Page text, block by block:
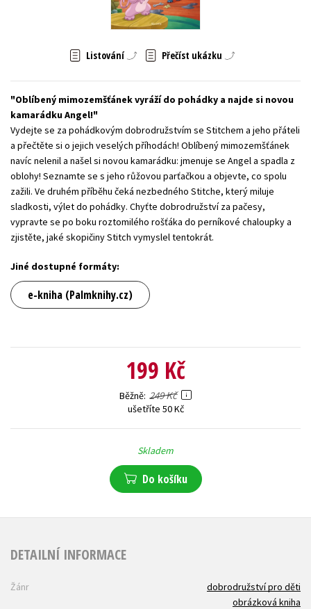
Zahraniční literatura
Všechny tituly
Listování Přečíst ukázku
Oblíbený mimozemšťánek vyráží do pohádky a najde si novou
kamarádku Angel!
Vydejte se za pohádkovým dobrodružstvím se Stitchem a jeho přáteli
a přečtěte si o jejich veselých příhodách! Oblíbený mimozemšťánek
navíc nelenil a našel si novou kamarádku: jmenuje se Angel a spadla z
oblohy! Seznamte se s jeho růžovou parťačkou a objevte, co spolu
zažili. Ve druhém příběhu čeká nezbedného Stitche, který miluje
sladkosti, výlet do pohádky. Chyťte dobrodružství za pačesy,
vypravte se po boku roztomilého rošťáka do perníkové chaloupky a
zjistěte, jaké skopičiny Stitch vymyslel tentokrát.
Jiné dostupné formáty:
e-kniha (Palmknihy.cz)
199 Kč
Běžně 249 Kč
ušetříte 50 Kč
Skladem
Do košíku
DETAILNÍ INFORMACE
Žánr
dobrodružství pro děti
obrázková kniha